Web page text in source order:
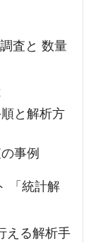
査と 数量
と解析方
事例
「統計解
える解析手